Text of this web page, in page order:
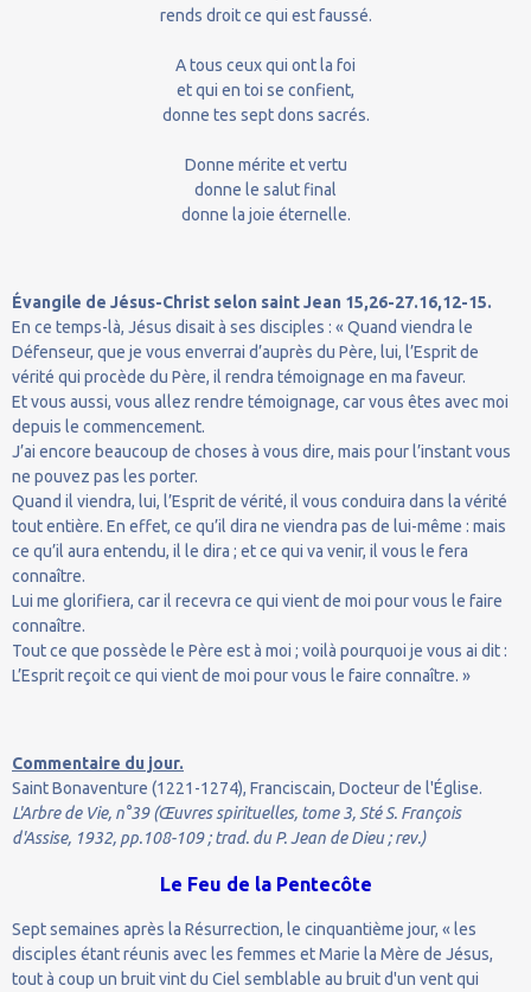
rends droit ce qui est faussé.
A tous ceux qui ont la foi
et qui en toi se confient,
donne tes sept dons sacrés.
Donne mérite et vertu
donne le salut final
donne la joie éternelle.
Évangile de Jésus-Christ selon saint Jean 15,26-27.16,12-15.
En ce temps-là, Jésus disait à ses disciples : « Quand viendra le
Défenseur, que je vous enverrai d’auprès du Père, lui, l’Esprit de
vérité qui procède du Père, il rendra témoignage en ma faveur.
Et vous aussi, vous allez rendre témoignage, car vous êtes avec moi
depuis le commencement.
J’ai encore beaucoup de choses à vous dire, mais pour l’instant vous
ne pouvez pas les porter.
Quand il viendra, lui, l’Esprit de vérité, il vous conduira dans la vérité
tout entière. En effet, ce qu’il dira ne viendra pas de lui-même : mais
ce qu’il aura entendu, il le dira ; et ce qui va venir, il vous le fera
connaître.
Lui me glorifiera, car il recevra ce qui vient de moi pour vous le faire
connaître.
Tout ce que possède le Père est à moi ; voilà pourquoi je vous ai dit :
L’Esprit reçoit ce qui vient de moi pour vous le faire connaître. »
Commentaire du jour.
Saint Bonaventure (1221-1274), Franciscain, Docteur de l'Église.
L'Arbre de Vie, n°39 (Œuvres spirituelles, tome 3, Sté S. François
d'Assise, 1932, pp.108-109 ; trad. du P. Jean de Dieu ; rev.)
Le Feu de la Pentecôte
Sept semaines après la Résurrection, le cinquantième jour, « les
disciples étant réunis avec les femmes et Marie la Mère de Jésus,
tout à coup un bruit vint du Ciel semblable au bruit d'un vent qui